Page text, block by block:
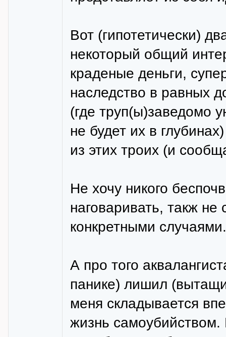
Вот (гипотетически)
некоторый общий
краденые деньги,
наследство в равных
(где труп(ы)заведомо
не будет их в
из этих троих (и
Не хочу никого
наговаривать, такж
конкретными
А про того
панике) лишил
меня складывается
жизнь